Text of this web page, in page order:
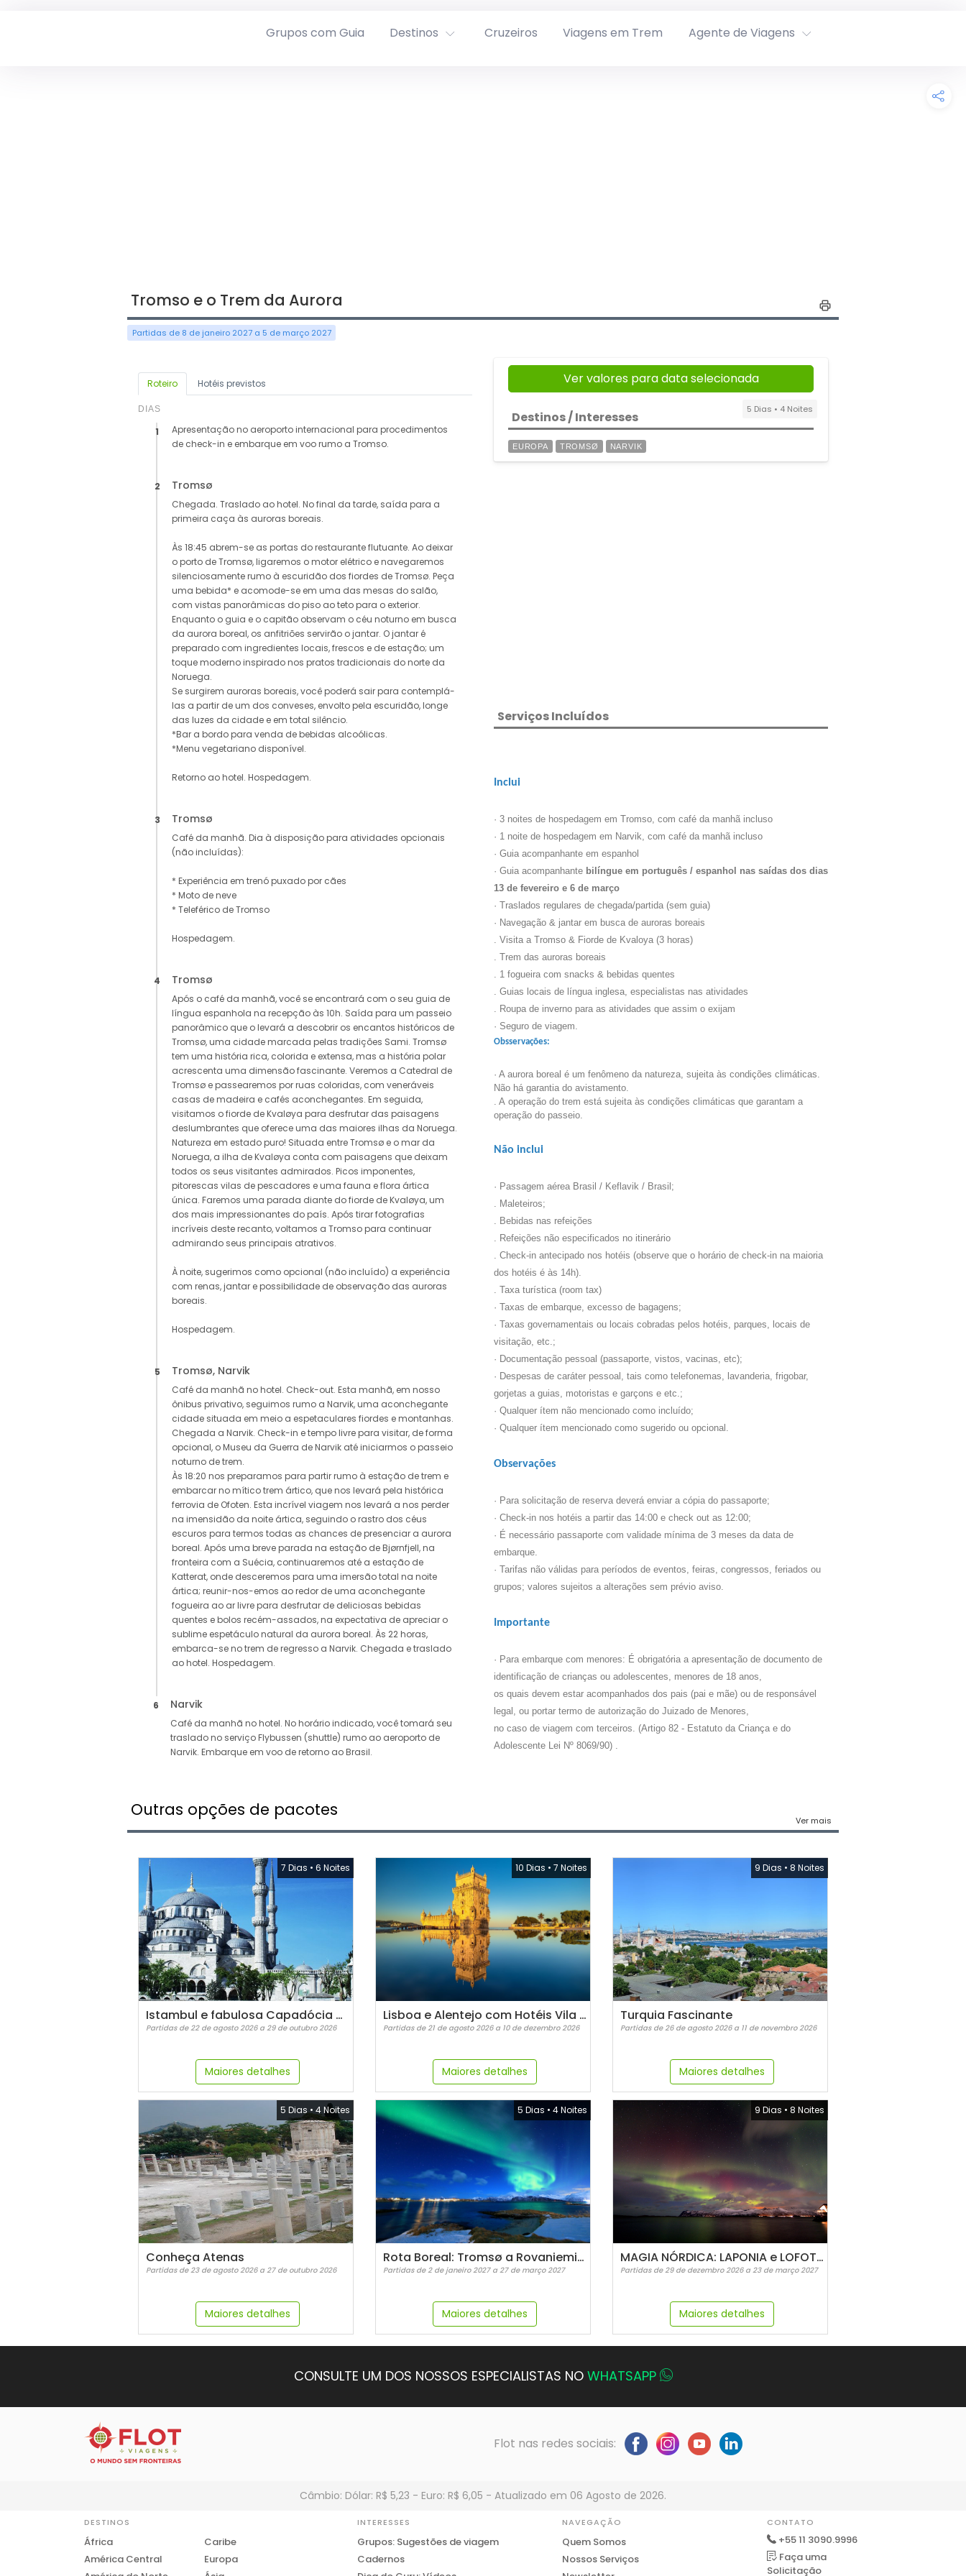
Grupos com Guia Destinos Cruzeiros Viagens em Trem Agente de Viagens
Tromso e o Trem da Aurora
Partidas de 8 de janeiro 2027 a 5 de março 2027
Roteiro Hotéis previstos
DIAS
1
Apresentação no aeroporto internacional para procedimentos
de check-in e embarque em voo rumo a Tromso.
2 Tromsø
Chegada. Traslado ao hotel. No final da tarde, saída para a
primeira caça às auroras boreais.
Às 18:45 abrem-se as portas do restaurante flutuante. Ao deixar
o porto de Tromsø, ligaremos o motor elétrico e navegaremos
silenciosamente rumo à escuridão dos fiordes de Tromsø. Peça
uma bebida* e acomode-se em uma das mesas do salão,
com vistas panorâmicas do piso ao teto para o exterior.
Enquanto o guia e o capitão observam o céu noturno em busca
da aurora boreal, os anfitriões servirão o jantar. O jantar é
preparado com ingredientes locais, frescos e de estação; um
toque moderno inspirado nos pratos tradicionais do norte da
Noruega.
Se surgirem auroras boreais, você poderá sair para contemplá-
las a partir de um dos conveses, envolto pela escuridão, longe
das luzes da cidade e em total silêncio.
*Bar a bordo para venda de bebidas alcoólicas.
*Menu vegetariano disponível.
Retorno ao hotel. Hospedagem.
3 Tromsø
Café da manhã. Dia à disposição para atividades opcionais
(não incluídas):
* Experiência em trenó puxado por cães
* Moto de neve
* Teleférico de Tromso
Hospedagem.
4 Tromsø
Após o café da manhã, você se encontrará com o seu guia de
língua espanhola na recepção às 10h. Saída para um passeio
panorâmico que o levará a descobrir os encantos históricos de
Tromsø, uma cidade marcada pelas tradições Sami. Tromsø
tem uma história rica, colorida e extensa, mas a história polar
acrescenta uma dimensão fascinante. Veremos a Catedral de
Tromsø e passearemos por ruas coloridas, com veneráveis
casas de madeira e cafés aconchegantes. Em seguida,
visitamos o fiorde de Kvaløya para desfrutar das paisagens
deslumbrantes que oferece uma das maiores ilhas da Noruega.
Natureza em estado puro! Situada entre Tromsø e o mar da
Noruega, a ilha de Kvaløya conta com paisagens que deixam
todos os seus visitantes admirados. Picos imponentes,
pitorescas vilas de pescadores e uma fauna e flora ártica
única. Faremos uma parada diante do fiorde de Kvaløya, um
dos mais impressionantes do país. Após tirar fotografias
incríveis deste recanto, voltamos a Tromso para continuar
admirando seus principais atrativos.
À noite, sugerimos como opcional (não incluído) a experiência
com renas, jantar e possibilidade de observação das auroras
boreais.
Hospedagem.
5 Tromsø, Narvik
Café da manhã no hotel. Check-out. Esta manhã, em nosso
ônibus privativo, seguimos rumo a Narvik, uma aconchegante
cidade situada em meio a espetaculares fiordes e montanhas.
Chegada a Narvik. Check-in e tempo livre para visitar, de forma
opcional, o Museu da Guerra de Narvik até iniciarmos o passeio
noturno de trem.
Às 18:20 nos preparamos para partir rumo à estação de trem e
embarcar no mítico trem ártico, que nos levará pela histórica
ferrovia de Ofoten. Esta incrível viagem nos levará a nos perder
na imensidão da noite ártica, seguindo o rastro dos céus
escuros para termos todas as chances de presenciar a aurora
boreal. Após uma breve parada na estação de Bjørnfjell, na
fronteira com a Suécia, continuaremos até a estação de
Katterat, onde desceremos para uma imersão total na noite
ártica; reunir-nos-emos ao redor de uma aconchegante
fogueira ao ar livre para desfrutar de deliciosas bebidas
quentes e bolos recém-assados, na expectativa de apreciar o
sublime espetáculo natural da aurora boreal. Às 22 horas,
embarca-se no trem de regresso a Narvik. Chegada e traslado
ao hotel. Hospedagem.
6 Narvik
Café da manhã no hotel. No horário indicado, você tomará seu
traslado no serviço Flybussen (shuttle) rumo ao aeroporto de
Narvik. Embarque em voo de retorno ao Brasil.
Ver valores para data selecionada
5 Dias • 4 Noites
Destinos / Interesses
EUROPA TROMSØ NARVIK
Serviços Incluídos
Inclui
· 3 noites de hospedagem em Tromso, com café da manhã incluso
· 1 noite de hospedagem em Narvik, com café da manhã incluso
· Guia acompanhante em espanhol
· Guia acompanhante bilíngue em português / espanhol nas saídas dos dias
13 de fevereiro e 6 de março
· Traslados regulares de chegada/partida (sem guia)
· Navegação & jantar em busca de auroras boreais
. Visita a Tromso & Fiorde de Kvaloya (3 horas)
. Trem das auroras boreais
. 1 fogueira com snacks & bebidas quentes
. Guias locais de língua inglesa, especialistas nas atividades
. Roupa de inverno para as atividades que assim o exijam
· Seguro de viagem.
Obsservações:
· A aurora boreal é um fenômeno da natureza, sujeita às condições climáticas.
Não há garantia do avistamento.
. A operação do trem está sujeita às condições climáticas que garantam a
operação do passeio.
Não inclui
· Passagem aérea Brasil / Keflavik / Brasil;
. Maleteiros;
. Bebidas nas refeições
. Refeições não especificados no itinerário
. Check-in antecipado nos hotéis (observe que o horário de check-in na maioria
dos hotéis é às 14h).
. Taxa turística (room tax)
· Taxas de embarque, excesso de bagagens;
· Taxas governamentais ou locais cobradas pelos hotéis, parques, locais de
visitação, etc.;
· Documentação pessoal (passaporte, vistos, vacinas, etc);
· Despesas de caráter pessoal, tais como telefonemas, lavanderia, frigobar,
gorjetas a guias, motoristas e garçons e etc.;
· Qualquer ítem não mencionado como incluído;
· Qualquer ítem mencionado como sugerido ou opcional.
Observações
· Para solicitação de reserva deverá enviar a cópia do passaporte;
· Check-in nos hotéis a partir das 14:00 e check out as 12:00;
· É necessário passaporte com validade mínima de 3 meses da data de
embarque.
· Tarifas não válidas para períodos de eventos, feiras, congressos, feriados ou
grupos; valores sujeitos a alterações sem prévio aviso.
Importante
· Para embarque com menores: É obrigatória a apresentação de documento de
identificação de crianças ou adolescentes, menores de 18 anos,
os quais devem estar acompanhados dos pais (pai e mãe) ou de responsável
legal, ou portar termo de autorização do Juizado de Menores,
no caso de viagem com terceiros. (Artigo 82 - Estatuto da Criança e do
Adolescente Lei Nº 8069/90) .
Outras opções de pacotes
Ver mais
7 Dias • 6 Noites
Istambul e fabulosa Capadócia com hotel caverna - pequenos grupos
Partidas de 22 de agosto 2026 a 29 de outubro 2026
Maiores detalhes
10 Dias • 7 Noites
Lisboa e Alentejo com Hotéis Vila Galé
Partidas de 21 de agosto 2026 a 10 de dezembro 2026
Maiores detalhes
9 Dias • 8 Noites
Turquia Fascinante
Partidas de 26 de agosto 2026 a 11 de novembro 2026
Maiores detalhes
5 Dias • 4 Noites
Conheça Atenas
Partidas de 23 de agosto 2026 a 27 de outubro 2026
Maiores detalhes
5 Dias • 4 Noites
Rota Boreal: Tromsø a Rovaniemi (com o Arctic Train)
Partidas de 2 de janeiro 2027 a 27 de março 2027
Maiores detalhes
9 Dias • 8 Noites
MAGIA NÓRDICA: LAPONIA e LOFOTEN (com o Arctic Train)
Partidas de 29 de dezembro 2026 a 23 de março 2027
Maiores detalhes
CONSULTE UM DOS NOSSOS ESPECIALISTAS NO WHATSAPP
Flot nas redes sociais:
Câmbio: Dólar: R$ 5,23 - Euro: R$ 6,05 - Atualizado em 06 Agosto de 2026.
DESTINOS
África
América Central
Caribe
Europa
INTERESSES
Grupos: Sugestões de viagem
Cadernos
NAVEGAÇÃO
Quem Somos
Nossos Serviços
CONTATO
+55 11 3090.9996
Faça uma
Solicitação